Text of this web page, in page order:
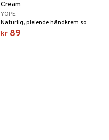
Cream
YOPE
Naturlig, pleiende håndkrem som dufter av blomstrende syrin og søt vanilje.
kr 89